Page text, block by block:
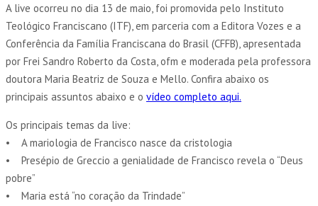
A live ocorreu no dia 13 de maio, foi promovida pelo Instituto
Teológico Franciscano (ITF), em parceria com a Editora Vozes e a
Conferência da Família Franciscana do Brasil (CFFB), apresentada
por Frei Sandro Roberto da Costa, ofm e moderada pela professora
doutora Maria Beatriz de Souza e Mello. Confira abaixo os
principais assuntos abaixo e o vídeo completo aqui.
Os principais temas da live:
• A mariologia de Francisco nasce da cristologia
• Presépio de Greccio a genialidade de Francisco revela o “Deus
pobre”
• Maria está “no coração da Trindade”